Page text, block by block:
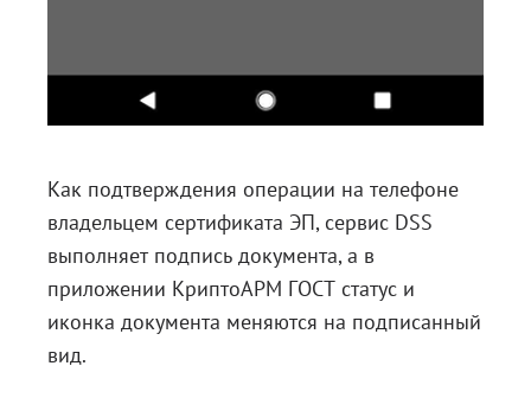
Как подтверждения операции на телефоне
владельцем сертификата ЭП, сервис DSS
выполняет подпись документа, а в
приложении КриптоАРМ ГОСТ статус и
иконка документа меняются на подписанный
вид.